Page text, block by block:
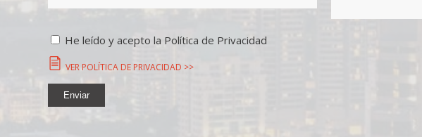
He leído y acepto la Política de Privacidad
VER POLÍTICA DE PRIVACIDAD >>